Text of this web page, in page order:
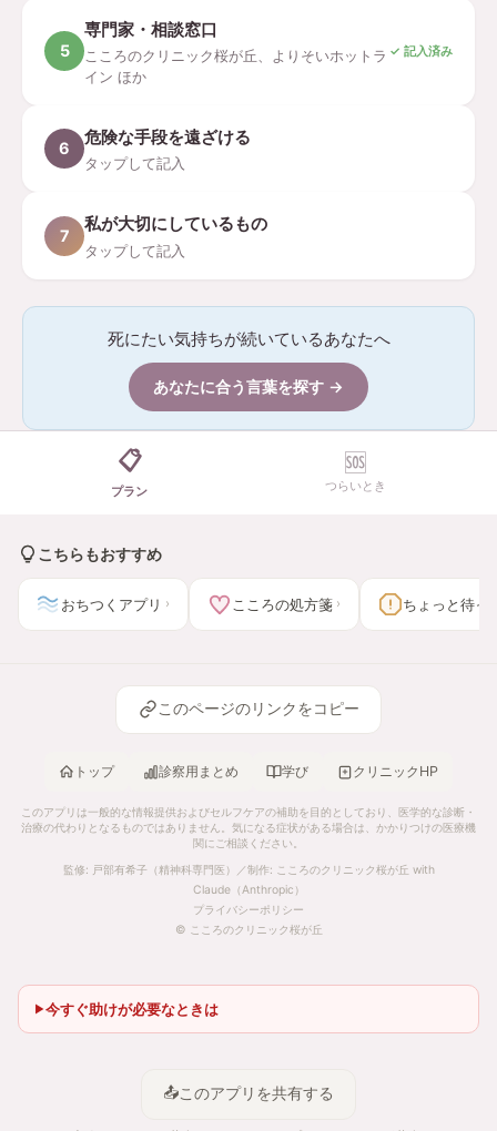
5
専門家・相談窓口
こころのクリニック桜が丘、よりそいホットラ
イン ほか
✓ 記入済み
6
危険な手段を遠ざける
タップして記入
7
私が大切にしているもの
タップして記入
死にたい気持ちが続いているあなたへ
あなたに合う言葉を探す →
📋
プラン
🆘
つらいとき
こちらもおすすめ
おちつくアプリ › こころの処方箋 › ちょっと待っ
このページのリンクをコピー
トップ 診察用まとめ 学び クリニックHP
このアプリは一般的な情報提供およびセルフケアの補助を目的としており、医学的な診断・
治療の代わりとなるものではありません。気になる症状がある場合は、かかりつけの医療機
関にご相談ください。
監修: 戸部有希子（精神科専門医）／制作: こころのクリニック桜が丘 with
Claude（Anthropic）
プライバシーポリシー
© こころのクリニック桜が丘
今すぐ助けが必要なときは
📤このアプリを共有する